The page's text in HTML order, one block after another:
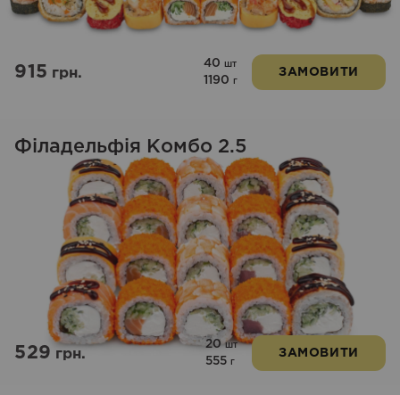
915грн.
40 шт
1190 г
ЗАМОВИТИ
Філадельфія Комбо 2.5
529грн.
20шт
555 г
ЗАМОВИТИ